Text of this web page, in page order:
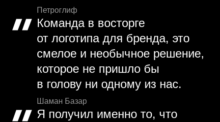
Петроглиф
Команда в восторге
от логотипа для бренда, это
смелое и необычное решение,
которое не пришло бы
в голову ни одному из нас.
Шаман Базар
Я получил именно то, что